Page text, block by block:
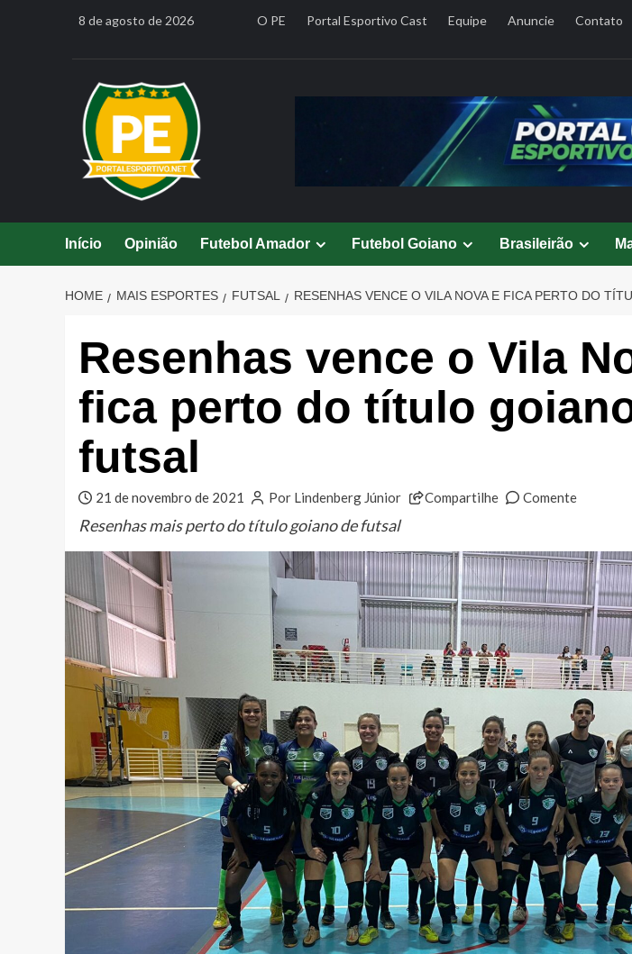
8 de agosto de 2026 O PE Portal Esportivo Cast Equipe Anuncie Contato
Início Opinião Futebol Amador Futebol Goiano Brasileirão
HOME MAIS ESPORTES FUTSAL RESENHAS VENCE O VILA NOVA E FICA PERTO DO
Resenhas vence o Vila
fica perto do título
futsal
21 de novembro de 2021 Por Lindenberg Júnior Compartilhe Comente
Resenhas mais perto do título goiano de futsal